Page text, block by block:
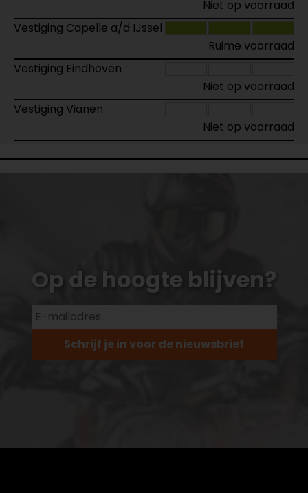
Niet op voorraad
Vestiging Capelle a/d IJssel
Ruime voorraad
Vestiging Eindhoven
Niet op voorraad
Vestiging Vianen
Niet op voorraad
Op de hoogte blijven?
Schrijf je in voor de nieuwsbrief